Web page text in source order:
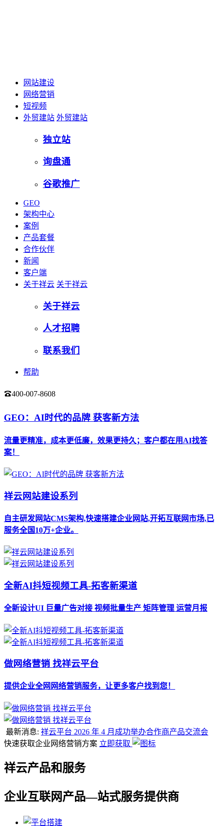
网站建设
网络营销
短视频
外贸建站 外贸建站
独立站
询盘通
谷歌推广
GEO
架构中心
案例
产品套餐
合作伙伴
新闻
客户端
关于祥云 关于祥云
关于祥云
人才招聘
联系我们
帮助
400-007-8608
GEO：AI时代的品牌 获客新方法
流量更精准，成本更低廉，效果更持久；客户都在用AI找答
案！
祥云网站建设系列
自主研发网站CMS架构,快速搭建企业网站,开拓互联网市场,已
服务全国10万+企业。
全新AI抖短视频工具-拓客新渠道
全新设计UI 巨量广告对接 视频批量生产 矩阵管理 运营月报
做网络营销 找祥云平台
提供企业全网网络营销服务，让更多客户找到您！
最新消息: 祥云平台 2026 年 4 月成功举办合作商产品交流会
快速获取企业网络营销方案 立即获取
祥云产品和服务
企业互联网产品—站式服务提供商